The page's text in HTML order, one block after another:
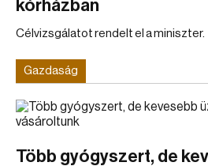
kórházban
Célvizsgálatot rendelt el a miniszter.
Gazdaság
Több gyógyszert, de